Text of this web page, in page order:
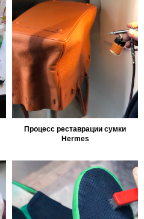
Процесс реставрации сумки
Hermes